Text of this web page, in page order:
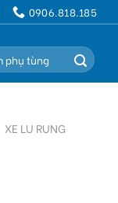
0906.818.185
XE LU RUNG